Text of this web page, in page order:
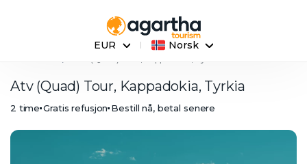
EUR Norsk
Atv (Quad) Tour, Kappadokia, Tyrkia
2 time Gratis refusjon Bestill nå, betal senere